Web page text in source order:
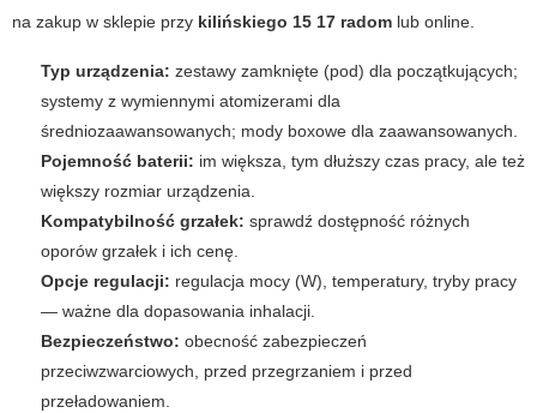
na zakup w sklepie przy kilińskiego 15 17 radom lub online.
Typ urządzenia: zestawy zamknięte (pod) dla początkujących;
systemy z wymiennymi atomizerami dla
średniozaawansowanych; mody boxowe dla zaawansowanych.
Pojemność baterii: im większa, tym dłuższy czas pracy, ale też
większy rozmiar urządzenia.
Kompatybilność grzałek: sprawdź dostępność różnych
oporów grzałek i ich cenę.
Opcje regulacji: regulacja mocy (W), temperatury, tryby pracy
— ważne dla dopasowania inhalacji.
Bezpieczeństwo: obecność zabezpieczeń
przeciwzwarciowych, przed przegrzaniem i przed
przeładowaniem.